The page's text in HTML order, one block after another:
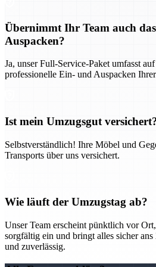
Übernimmt Ihr Team auch
Auspacken?
Ja, unser Full-Service-Paket umfasst
professionelle Ein- und Auspacken
Ist mein Umzugsgut
Selbstverständlich! Ihre Möbel und
Transports über uns versichert.
Wie läuft der Umzugstag ab?
Unser Team erscheint pünktlich vor
sorgfältig ein und bringt alles sicher
und zuverlässig.